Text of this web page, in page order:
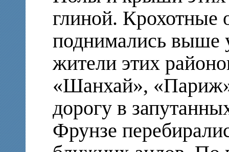
глиной. Крохотные
поднимались выше
жители этих
«Шанхай»,
дорогу в
Фрунзе